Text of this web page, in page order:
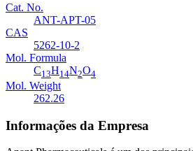
Cat. No.
ANT-APT-05
CAS
5262-10-2
Mol. Formula
C13H14N2O4
Mol. Weight
262.26
Informações da Empresa